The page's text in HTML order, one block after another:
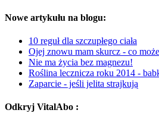
Nowe artykułu na blogu:
10 reguł dla szczupłego ciała
Ojej znowu mam skurcz - co
Nie ma życia bez magnezu!
Roślina lecznicza roku 2014 -
Zaparcie - jeśli jelita strajkują
Odkryj VitalAbo :